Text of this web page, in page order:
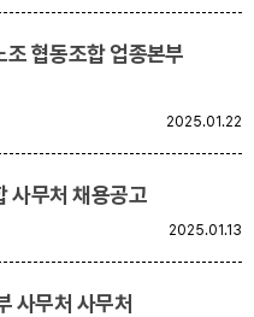
협동조합 업종본부
2025.01.22
사무처 채용공고
2025.01.13
사무처 사무처